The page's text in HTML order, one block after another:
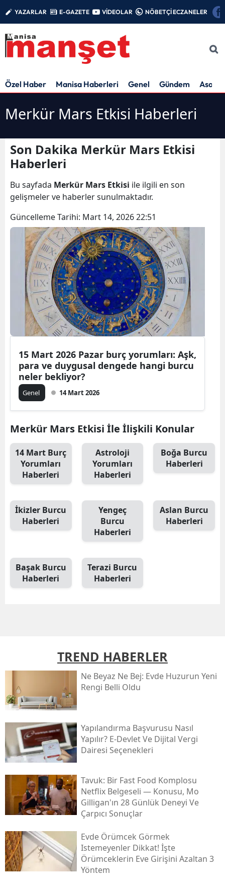
YAZARLAR E-GAZETE VİDEOLAR NÖBETÇİ ECZANELER
Özel Haber Manisa Haberleri Genel Gündem Asayiş
Merkür Mars Etkisi Haberleri
Son Dakika Merkür Mars Etkisi
Haberleri
Bu sayfada Merkür Mars Etkisi ile ilgili en son
gelişmeler ve haberler sunulmaktadır.
Güncelleme Tarihi: Mart 14, 2026 22:51
15 Mart 2026 Pazar burç yorumları: Aşk,
para ve duygusal dengede hangi burcu
neler bekliyor?
Genel 14 Mart 2026
Merkür Mars Etkisi İle İlişkili Konular
14 Mart Burç
Yorumları
Haberleri
Astroloji
Yorumları
Haberleri
Boğa Burcu
Haberleri
İkizler Burcu
Haberleri
Yengeç
Burcu
Haberleri
Aslan Burcu
Haberleri
Başak Burcu
Haberleri
Terazi Burcu
Haberleri
TREND HABERLER
Ne Beyaz Ne Bej: Evde Huzurun Yeni
Rengi Belli Oldu
Yapılandırma Başvurusu Nasıl
Yapılır? E-Devlet Ve Dijital Vergi
Dairesi Seçenekleri
Tavuk: Bir Fast Food Komplosu
Netflix Belgeseli — Konusu, Mo
Gilligan'ın 28 Günlük Deneyi Ve
Çarpıcı Sonuçlar
Evde Örümcek Görmek
Istemeyenler Dikkat! İşte
Örümceklerin Eve Girişini Azaltan 3
Yöntem